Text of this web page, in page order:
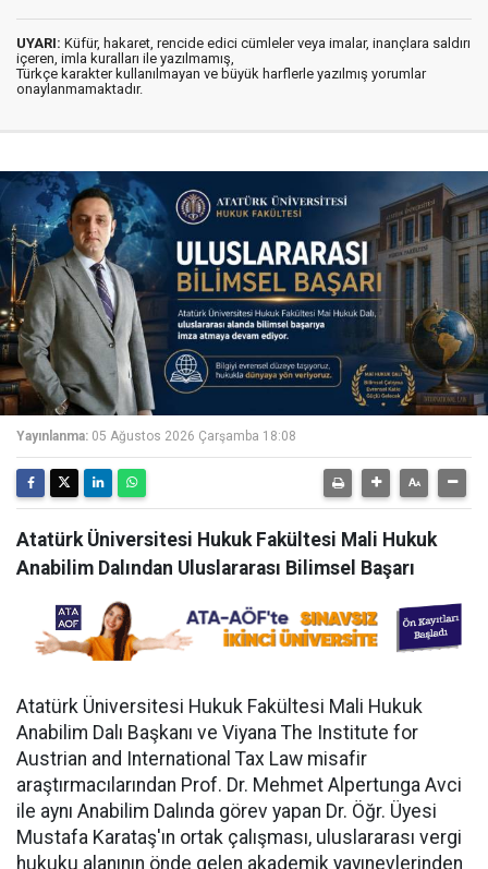
UYARI: Küfür, hakaret, rencide edici cümleler veya imalar, inançlara saldırı
içeren, imla kuralları ile yazılmamış,
Türkçe karakter kullanılmayan ve büyük harflerle yazılmış yorumlar
onaylanmamaktadır.
Yayınlanma: 05 Ağustos 2026 Çarşamba 18:08
Atatürk Üniversitesi Hukuk Fakültesi Mali Hukuk
Anabilim Dalından Uluslararası Bilimsel Başarı
Atatürk Üniversitesi Hukuk Fakültesi Mali Hukuk
Anabilim Dalı Başkanı ve Viyana The Institute for
Austrian and International Tax Law misafir
araştırmacılarından Prof. Dr. Mehmet Alpertunga Avci
ile aynı Anabilim Dalında görev yapan Dr. Öğr. Üyesi
Mustafa Karataş'ın ortak çalışması, uluslararası vergi
hukuku alanının önde gelen akademik yayınevlerinden